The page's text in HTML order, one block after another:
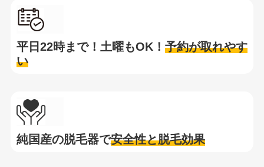
平日22時まで！土曜もOK！ 予約が取れやす
い
純国産の脱毛器で安全性と脱毛効果